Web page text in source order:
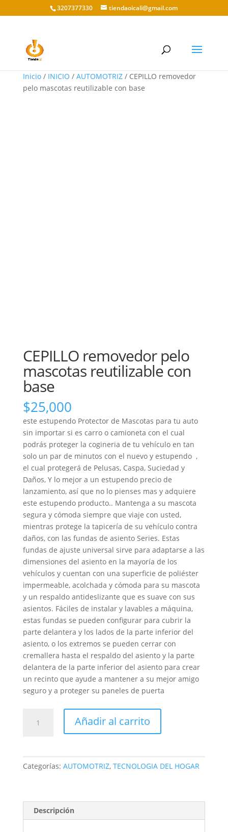
3207377330 tiendaoicali@gmail.com
Inicio/ INICIO / AUTOMOTRIZ/ CEPILLO removedor
pelo mascotas reutilizable con base
CEPILLO removedor pelo
mascotas reutilizable con
base
$25,000
este estupendo Protector de Mascotas para tu auto
sin importar si es carro o camioneta con el cual
podrás proteger la cogineria de tu vehículo en tan
solo un par de minutos con el nuevo y estupendo ,
el cual protegerá de Pelusas, Caspa, Suciedad y
Daños, Y lo mejor a un estupendo precio de
lanzamiento, así que no lo pienses mas y adquiere
este estupendo producto.. Mantenga a su mascota
segura y cómoda siempre que viaje con usted,
mientras protege la tapicería de su vehículo contra
daños, con las fundas de asiento Series. Estas
fundas de ajuste universal sirve para adaptarse a las
dimensiones del asiento en la mayoría de los
vehículos y cuentan con una superficie de poliéster
impermeable, acolchada y cómoda para su mascota
y un respaldo antideslizante que es suave con sus
asientos. Fáciles de instalar y lavables a máquina,
estas fundas se pueden configurar para cubrir la
parte delantera y los lados de la parte inferior del
asiento, o los extremos se pueden cerrar con
cremallera hasta el respaldo del asiento y la parte
delantera de la parte inferior del asiento para crear
un recinto que ayude a mantener a su mejor amigo
seguro y a proteger su paneles de puerta
removedor
reutilizable
Añadir al carrito
Categorías: AUTOMOTRIZ, TECNOLOGIA DEL HOGAR
Descripción